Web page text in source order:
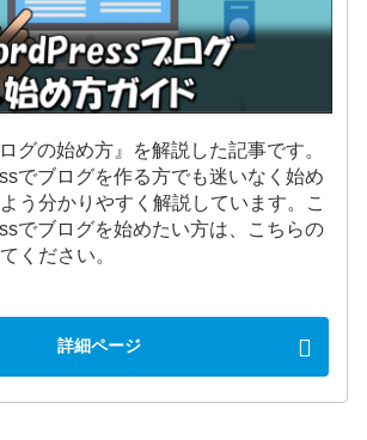
グの始め方』を解説した記事です。
でブログを作る方でも迷いなく始め
う分かりやすく解説しています。こ
でブログを始めたい方は、こちらの
ください。
詳細ページ